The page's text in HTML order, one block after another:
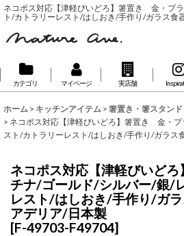
ネコポス対応【津軽びいどろ】箸置き 金・プ
ト/カトラリーレスト/はしおき/手作り/ガラス食
カテゴリ マイページ 実店舗
ホーム > キッチンアイテム > 箸置き・箸スタンド
> ネコポス対応【津軽びいどろ】箸置き 金・
スト/カトラリーレスト/はしおき/手作り/ガラス
ネコポス対応【津軽びいど
チナ/ゴールド/シルバー/銀/
レスト/はしおき/手作り/ガ
アデリア/日本製
[F-49703-F49704]